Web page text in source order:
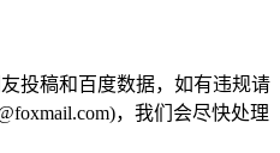
投稿和百度数据，如有违规请
，我们会尽快处理